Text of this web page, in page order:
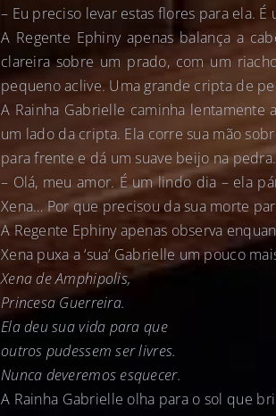
– Eu preciso levar estas flores para ela.
A Regente Ephiny apenas balança a
clareira sobre um prado, com um
pequeno aclive. Uma grande cripta de
A Rainha Gabrielle caminha
um lado da cripta. Ela corre sua mão
para frente e dá um suave beijo na pedra.
– Olá, meu amor. É um lindo dia – ela
Xena… Por que precisou da sua morte
A Regente Ephiny apenas observa
Xena puxa a ‘sua’ Gabrielle um pouco
Xena de Amphipolis,
Princesa Guerreira.
Ela deu sua vida para que
outros pudessem ser livres.
Nunca deveremos esquecer.
A Rainha Gabrielle olha para o sol que